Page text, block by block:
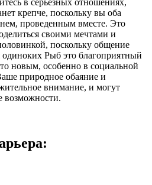
крепче, поскольку вы оба
проведенным вместе. Это
своими мечтами и
поскольку общение
одиноких Рыб это благоприятный
новым, особенно в социальной
природное обаяние и
внимание, и могут
возможности.